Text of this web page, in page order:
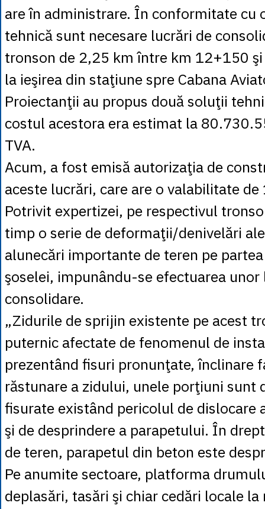
are în administrare. În conformitate cu
tehnică sunt necesare lucrări de
tronson de 2,25 km între km 12+150
la ieşirea din staţiune spre Cabana
Proiectanţii au propus două soluţii
costul acestora era estimat la
TVA.
Acum, a fost emisă autorizaţia de
aceste lucrări, care are o valabilitate
Potrivit expertizei, pe respectivul
timp o serie de deformaţii/denivelări
alunecări importante de teren pe
şoselei, impunându-se efectuarea unor
consolidare.
„Zidurile de sprijin existente pe acest
puternic afectate de fenomenul de
prezentând fisuri pronunţate, înclinare
răstunare a zidului, unele porţiuni sunt
fisurate existând pericolul de dislocare
şi de desprindere a parapetului. În
de teren, parapetul din beton este
Pe anumite sectoare, platforma
deplasări, tasări şi chiar cedări locale